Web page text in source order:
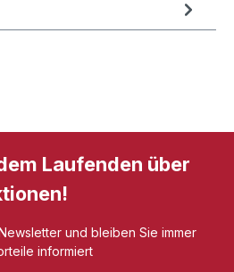
Laufenden über
und bleiben Sie immer
informiert